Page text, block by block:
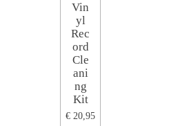
Vin
yl
Rec
ord
Cle
ani
ng
Kit
€ 20,95